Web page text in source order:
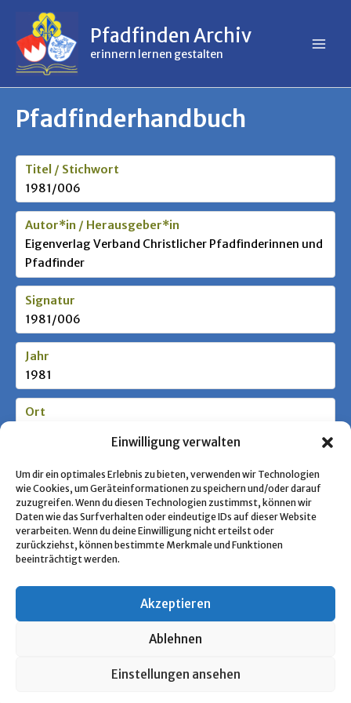
Einwilligung verwalten
Um dir ein optimales Erlebnis zu bieten, verwenden wir Technologien
wie Cookies, um Geräteinformationen zu speichern und/oder darauf
zuzugreifen. Wenn du diesen Technologien zustimmst, können wir
Daten wie das Surfverhalten oder eindeutige IDs auf dieser Website
verarbeiten. Wenn du deine Einwilligung nicht erteilst oder
zurückziehst, können bestimmte Merkmale und Funktionen
beeinträchtigt werden.
Akzeptieren
Ablehnen
Einstellungen ansehen
springen
springen
Pfadfinden Archiv
erinnern lernen gestalten
Pfadfinderhandbuch
Titel / Stichwort
1981/006
Autor*in / Herausgeber*in
Eigenverlag Verband Christlicher Pfadfinderinnen und
Pfadfinder
Signatur
1981/006
Jahr
1981
Ort
Stufe / Zielgruppe
Schlagworte
Pfadfindertum, VCP
« Zurück zur Übersicht
Copyright © 2026 Pfadfinden Archiv